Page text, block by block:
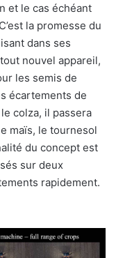
et le cas échéant
la promesse du
dans ses
nouvel appareil,
les semis de
écartements de
colza, il passera
maïs, le tournesol
du concept est
sur deux
rapidement.